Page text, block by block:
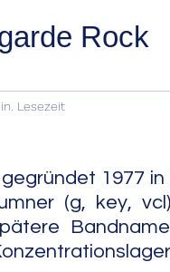
Rock
Noise
Stoner
Indie
Lesezeit
1977
(g, key,